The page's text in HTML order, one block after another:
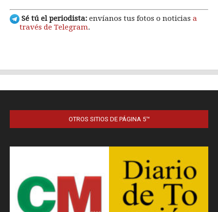
OTROS SITIOS DE PÁGINA 5™